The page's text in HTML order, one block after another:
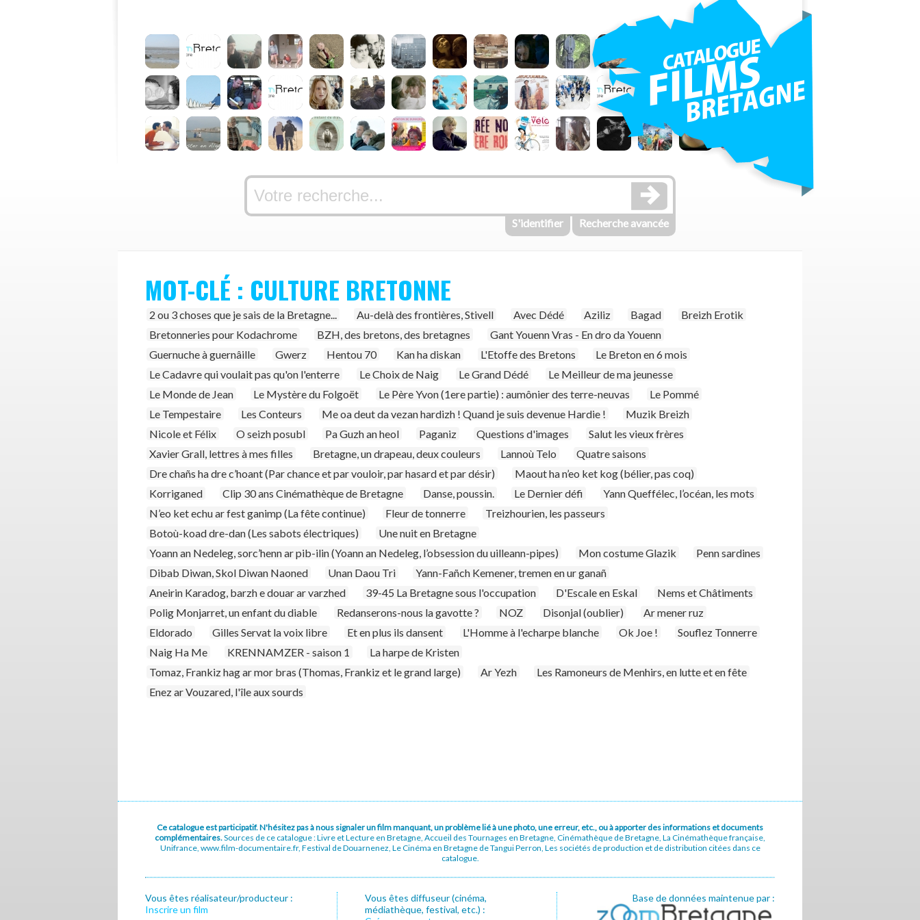
S'identifier Recherche avancée
MOT-CLÉ : CULTURE BRETONNE
2 ou 3 choses que je sais de la Bretagne... Au-delà des frontières, Stivell Avec Dédé Aziliz Bagad
Breizh Erotik
Bretonneries pour Kodachrome
BZH, des bretons, des bretagnes
Gant Youenn Vras - En dro da Youenn
Guernuche à guernâille
Gwerz Hentou 70 Kan ha diskan L'Etoffe des Bretons
Le Breton en 6 mois
Le Cadavre qui voulait pas qu'on l'enterre
Le Choix de Naig Le Grand Dédé
Le Meilleur de ma jeunesse
Le Monde de Jean
Le Mystère du Folgoët Le Père Yvon (1ere partie) : aumônier des terre-neuvas
Le Pommé
Le Tempestaire
Les Conteurs Me oa deut da vezan hardizh ! Quand je suis devenue Hardie !
Muzik Breizh
Nicole et Félix
O seizh posubl Pa Guzh an heol Paganiz Questions d'images
Salut les vieux frères
Xavier Grall, lettres à mes filles
Bretagne, un drapeau, deux couleurs Lannoù Telo
Quatre saisons
Dre chañs ha dre c’hoant (Par chance et par vouloir, par hasard et par désir)
Maout ha n’eo ket kog (bélier, pas coq)
Korriganed
Clip 30 ans Cinémathèque de Bretagne Danse, poussin. Le Dernier défi
Yann Queffélec, l’océan, les mots
N’eo ket echu ar fest ganimp (La fête continue)
Fleur de tonnerre
Treizhourien, les passeurs
Botoù-koad dre-dan (Les sabots électriques)
Une nuit en Bretagne
Yoann an Nedeleg, sorc’henn ar pib-ilin (Yoann an Nedeleg, l’obsession du uilleann-pipes)
Mon costume Glazik
Penn sardines
Dibab Diwan, Skol Diwan Naoned
Unan Daou Tri
Yann-Fañch Kemener, tremen en ur ganañ
Aneirin Karadog, barzh e douar ar varzhed
39-45 La Bretagne sous l'occupation D'Escale en Eskal
Nems et Châtiments
Polig Monjarret, un enfant du diable
Redanserons-nous la gavotte ? NOZ Disonjal (oublier)
Ar mener ruz
Eldorado
Gilles Servat la voix libre Et en plus ils dansent L'Homme à l'echarpe blanche Ok Joe !
Souflez Tonnerre
Naig Ha Me
KRENNAMZER - saison 1
La harpe de Kristen
Tomaz, Frankiz hag ar mor bras (Thomas, Frankiz et le grand large)
Ar Yezh
Les Ramoneurs de Menhirs, en lutte et en fête
Enez ar Vouzared, l'île aux sourds
Ce catalogue est participatif. N'hésitez pas à nous signaler un film manquant, un problème lié à une photo, une erreur, etc., ou à apporter des informations et documents
complémentaires.Sources de ce catalogue : Livre et Lecture en Bretagne, Accueil des Tournages en Bretagne, Cinémathèque de Bretagne, La Cinémathèque française,
Unifrance, www.film-documentaire.fr, Festival de Douarnenez, Le Cinéma en Bretagne de Tangui Perron, Les sociétés de production et de distribution citées dans ce
catalogue.
Vous êtes réalisateur/producteur :
Inscrire un film
Vous êtes diffuseur (cinéma,
médiathèque, festival, etc.) :
Base de données maintenue par :